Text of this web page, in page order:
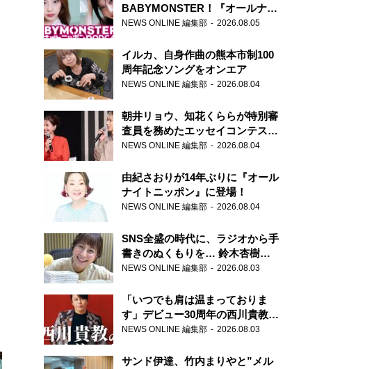
BABYMONSTER！『オールナイ
トニッポンPODCAST』月替わり
NEWS ONLINE 編集部 2026.08.05
イルカ、自身作曲の熊本市制100
周年記念ソングをオンエア
NEWS ONLINE 編集部 2026.08.04
朝井リョウ、知花くららが特別審
査員を務めたエッセイコンテスト
の特別番組「#いまあなたに伝え
NEWS ONLINE 編集部 2026.08.04
由紀さおりが14年ぶりに『オール
ナイトニッポン』に登場！
NEWS ONLINE 編集部 2026.08.04
SNS全盛の時代に、ラジオから手
書きのぬくもりを… 鈴木杏樹の
直筆はがきが届く！
郵便局
NEWS ONLINE 編集部 2026.08.03
「いつでも肩は温まっておりま
す」デビュー30周年の西川貴教が
『オールナイトニッポン』に登
NEWS ONLINE 編集部 2026.08.03
サンド伊達、竹内まりやと”メル